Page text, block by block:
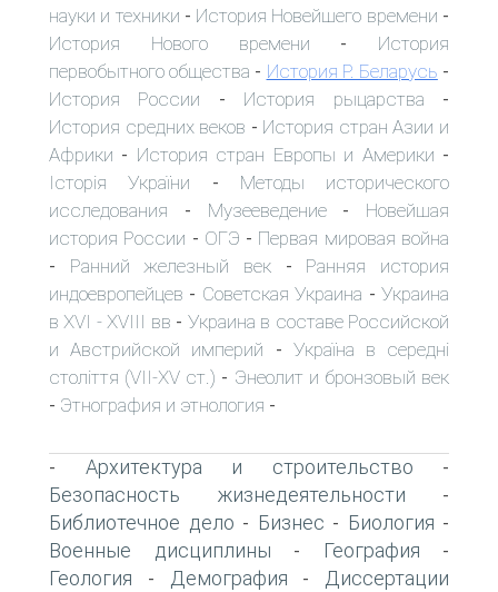
науки и техники - История Новейшего времени -
История Нового времени - История
первобытного общества - История Р. Беларусь -
История России - История рыцарства -
История средних веков - История стран Азии и
Африки - История стран Европы и Америки -
Історія України - Методы исторического
исследования - Музееведение- Новейшая
история России - ОГЭ - Первая мировая война
- Ранний железный век - Ранняя история
индоевропейцев - Советская Украина -Украина
в XVI - XVIII вв - Украина в составе Российской
и Австрийской империй - Україна в середні
століття (VII-XV ст.) - Энеолит и бронзовый век
- Этнография и этнология -
- Архитектура и строительство -
Безопасность жизнедеятельности -
Библиотечное дело - Бизнес - Биология -
Военные дисциплины - География -
Геология - Демография -
Диссертации